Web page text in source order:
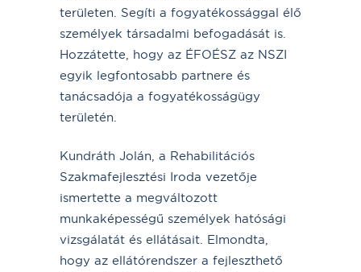
területen. Segíti a fogyatékossággal élő
személyek társadalmi befogadását is.
Hozzátette, hogy az ÉFOÉSZ az NSZI
egyik legfontosabb partnere és
tanácsadója a fogyatékosságügy
területén.
Kundráth Jolán, a Rehabilitációs
Szakmafejlesztési Iroda vezetője
ismertette a megváltozott
munkaképességű személyek hatósági
vizsgálatát és ellátásait. Elmondta,
hogy az ellátórendszer a fejleszthető